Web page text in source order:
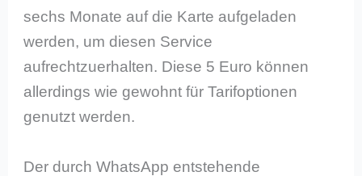
sechs Monate auf die Karte aufgeladen
werden, um diesen Service
aufrechtzuerhalten. Diese 5 Euro können
allerdings wie gewohnt für Tarifoptionen
genutzt werden.
Der durch WhatsApp entstehende